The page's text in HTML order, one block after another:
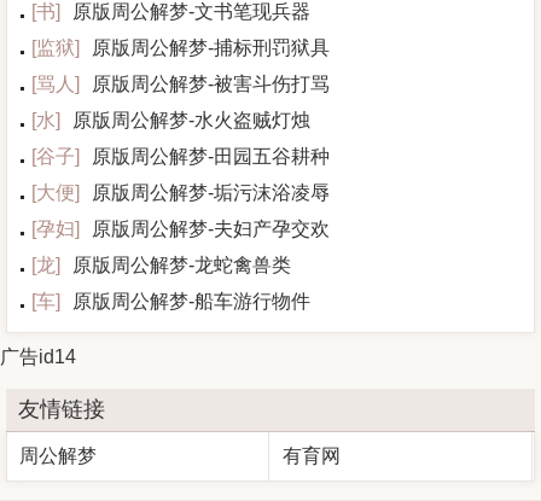
[书]
原版周公解梦-文书笔现兵器
[监狱]
原版周公解梦-捕标刑罚狱具
[骂人 ]
原版周公解梦-被害斗伤打骂
[水]
原版周公解梦-水火盗贼灯烛
[谷子]
原版周公解梦-田园五谷耕种
[大便]
原版周公解梦-垢污沫浴凌辱
[孕妇]
原版周公解梦-夫妇产孕交欢
[龙]
原版周公解梦-龙蛇禽兽类
[车] 原版周公解梦-船车游行物件
广告id14
友情链接
周公解梦 有育网